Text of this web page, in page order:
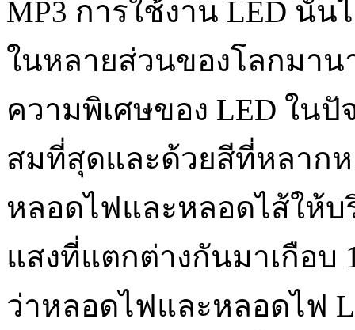
MP3 การใช้งาน LED นั้
ในหลายส่วนของโลกมาน
ความพิเศษของ LED ใน
สมที่สุดและด้วยสีที่หลาก
หลอดไฟและหลอดไส้ให้
แสงที่แตกต่างกันมาเกือบ
ว่าหลอดไฟและหลอดไฟ